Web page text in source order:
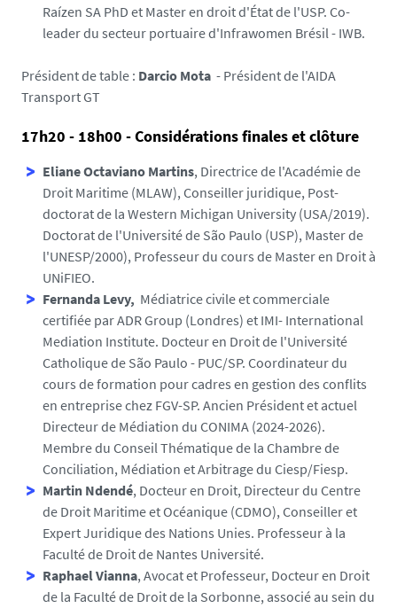
Raízen SA PhD et Master en droit d'État de l'USP. Co-
leader du secteur portuaire d'Infrawomen Brésil - IWB.
Président de table : Darcio Mota - Président de l'AIDA
Transport GT
17h20 - 18h00 - Considérations finales et clôture
Eliane Octaviano Martins, Directrice de l'Académie de
Droit Maritime (MLAW), Conseiller juridique, Post-
doctorat de la Western Michigan University (USA/2019).
Doctorat de l'Université de São Paulo (USP), Master de
l'UNESP/2000), Professeur du cours de Master en Droit à
UNiFIEO.
Fernanda Levy, Médiatrice civile et commerciale
certifiée par ADR Group (Londres) et IMI- International
Mediation Institute. Docteur en Droit de l'Université
Catholique de São Paulo - PUC/SP. Coordinateur du
cours de formation pour cadres en gestion des conflits
en entreprise chez FGV-SP. Ancien Président et actuel
Directeur de Médiation du CONIMA (2024-2026).
Membre du Conseil Thématique de la Chambre de
Conciliation, Médiation et Arbitrage du Ciesp/Fiesp.
Martin Ndendé, Docteur en Droit, Directeur du Centre
de Droit Maritime et Océanique (CDMO), Conseiller et
Expert Juridique des Nations Unies. Professeur à la
Faculté de Droit de Nantes Université.
Raphael Vianna, Avocat et Professeur, Docteur en Droit
de la Faculté de Droit de la Sorbonne, associé au sein du